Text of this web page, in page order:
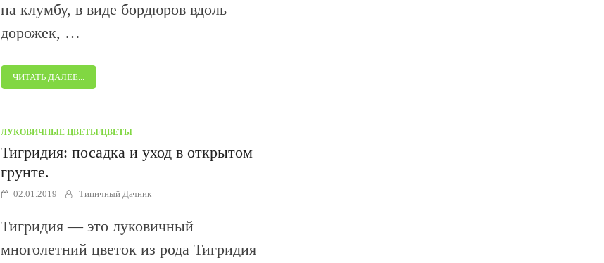
на клумбу, в виде бордюров вдоль
дорожек, …
ЧИТАТЬ ДАЛЕЕ...
ЛУКОВИЧНЫЕ ЦВЕТЫ ЦВЕТЫ
Тигридия: посадка и уход в открытом
грунте.
02.01.2019 Типичный Дачник
Тигридия — это луковичный
многолетний цветок из рода Тигридия